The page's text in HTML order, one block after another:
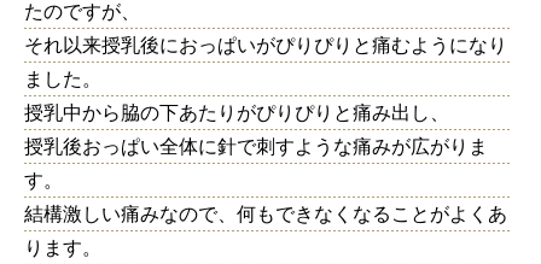
たのですが、
それ以来授乳後におっぱいがぴりぴりと痛むようになり
ました。
授乳中から脇の下あたりがぴりぴりと痛み出し、
授乳後おっぱい全体に針で刺すような痛みが広がりま
す。
結構激しい痛みなので、何もできなくなることがよくあ
ります。